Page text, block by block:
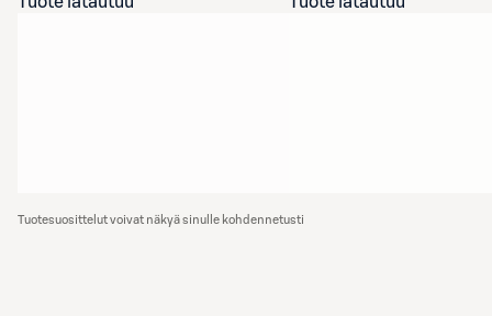
Tuotesuosittelut voivat näkyä sinulle kohdennetusti